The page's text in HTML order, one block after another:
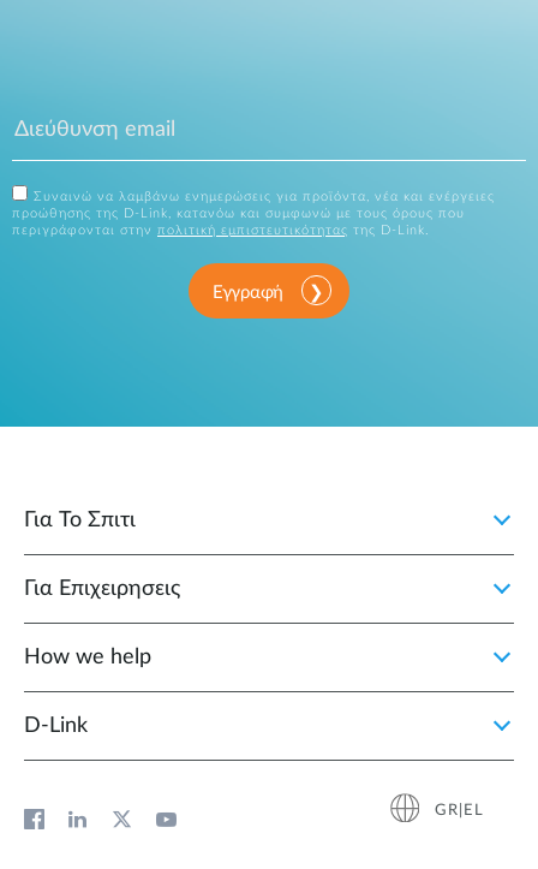
Συναινώ να λαμβάνω ενημερώσεις για προϊόντα, νέα και ενέργειες
προώθησης της D-Link, κατανόω και συμφωνώ με τους όρους που
περιγράφονται στην πολιτική εμπιστευτικότητας της D-Link.
Εγγραφή
Για Το Σπιτι
Για Επιχειρησεις
How we help
D‑Link
GR|EL